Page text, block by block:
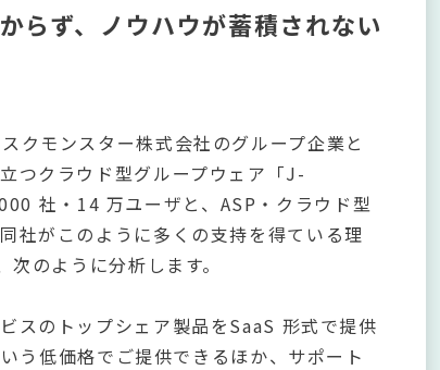
らず、ノウハウが蓄積されない
クモンスター株式会社のグループ企業と
つクラウド型グループウェア「J-
社・14 万ユーザと、ASP・クラウド型
社がこのように多くの支持を得ている理
のように分析します。
スのトップシェア製品をSaaS 形式で提供
う低価格でご提供できるほか、サポート